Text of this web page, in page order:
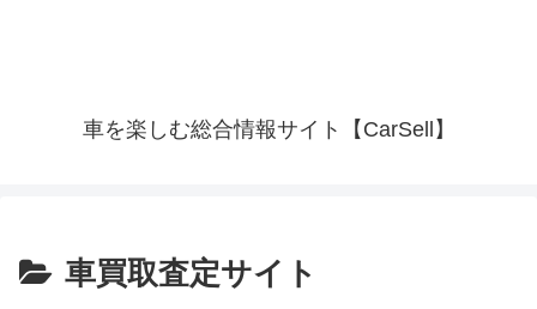
車を楽しむ総合情報サイト【CarSell】
車買取査定サイト